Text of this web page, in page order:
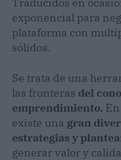
exponencial para
plataforma con
sólidos.
Se trata de una
las fronteras del
emprendimiento.
existe una gran
estrategias y
generar valor y